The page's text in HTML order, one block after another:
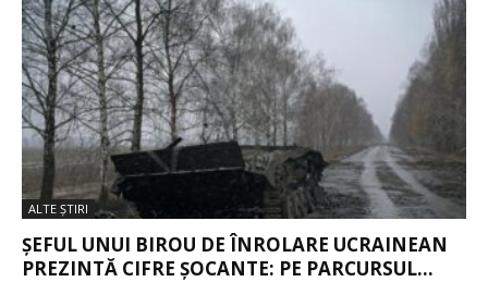
ALTE ŞTIRI
ȘEFUL UNUI BIROU DE ÎNROLARE UCRAINEAN
PREZINTĂ CIFRE ȘOCANTE: PE PARCURSUL...